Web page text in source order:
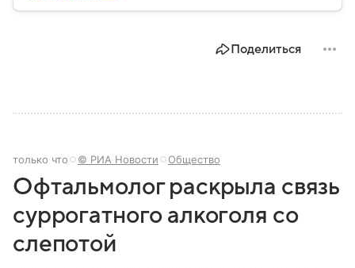
Поделиться
только что © РИА Новости Общество
Офтальмолог раскрыла связь
суррогатного алкоголя со
слепотой